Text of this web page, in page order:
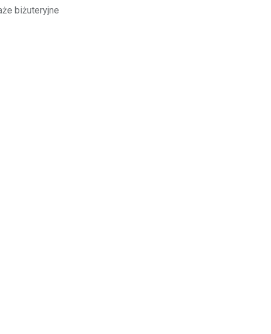
biżuteryjne